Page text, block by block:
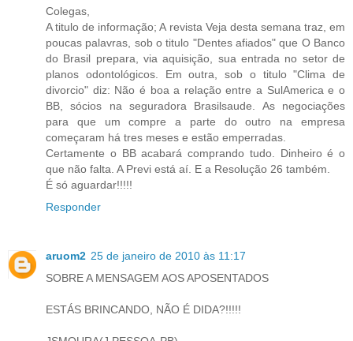
Colegas,
A titulo de informação; A revista Veja desta semana traz, em
poucas palavras, sob o titulo "Dentes afiados" que O Banco
do Brasil prepara, via aquisição, sua entrada no setor de
planos odontológicos. Em outra, sob o titulo "Clima de
divorcio" diz: Não é boa a relação entre a SulAmerica e o
BB, sócios na seguradora Brasilsaude. As negociações
para que um compre a parte do outro na empresa
começaram há tres meses e estão emperradas.
Certamente o BB acabará comprando tudo. Dinheiro é o
que não falta. A Previ está aí. E a Resolução 26 também.
É só aguardar!!!!!
Responder
aruom2 25 de janeiro de 2010 às 11:17
SOBRE A MENSAGEM AOS APOSENTADOS
ESTÁS BRINCANDO, NÃO É DIDA?!!!!!